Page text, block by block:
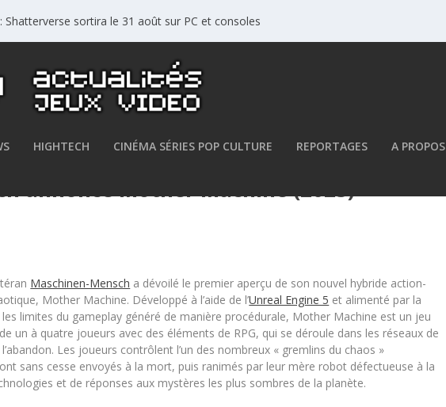
Shatterverse sortira le 31 août sur PC et consoles
HIGHTECH CINÉMA SÉRIES POP CULTURE REPORTAGES A PROPOS
annonce Mother Machine (2025)
Maschinen-Mensch a dévoilé le premier aperçu de son nouvel hybride action-
Mother Machine. Développé à l’aide de l’Unreal Engine 5 et alimenté par la
limites du gameplay généré de manière procédurale, Mother Machine est un jeu
un à quatre joueurs avec des éléments de RPG, qui se déroule dans les réseaux de
Les joueurs contrôlent l’un des nombreux « gremlins du chaos »
sans cesse envoyés à la mort, puis ranimés par leur mère robot défectueuse à la
et de réponses aux mystères les plus sombres de la planète.